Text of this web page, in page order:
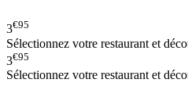
3€95
Sélectionnez votre restaurant et
3€95
Sélectionnez votre restaurant et